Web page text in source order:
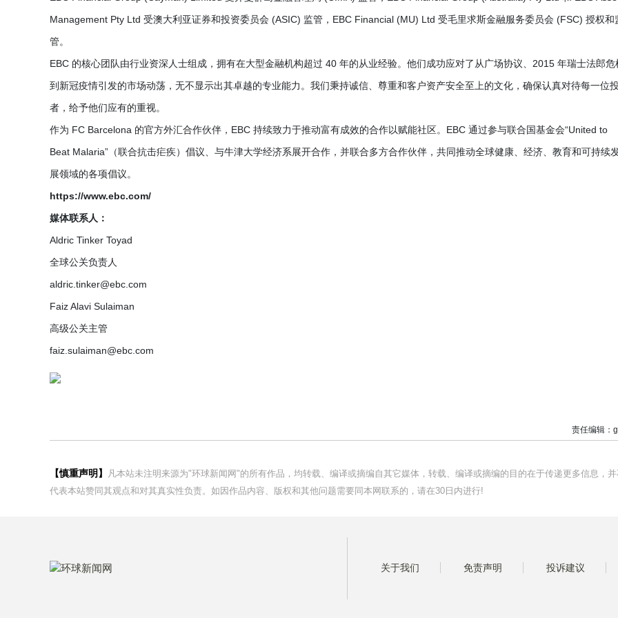
Management Pty Ltd 受澳大利亚证券和投资委员会 (ASIC) 监管，EBC Financial (MU) Ltd 受毛里求斯金融服务委员会 (FSC) 授权和
管。
EBC 的核心团队由行业资深人士组成，拥有在大型金融机构超过 40 年的从业经验。他们成功应对了从广场协议、2015 年瑞士法郎危
到新冠疫情引发的市场动荡，无不显示出其卓越的专业能力。我们秉持诚信、尊重和客户资产安全至上的文化，确保认真对待每一位
者，给予他们应有的重视。
作为 FC Barcelona 的官方外汇合作伙伴，EBC 持续致力于推动富有成效的合作以赋能社区。EBC 通过参与联合国基金会“United to
Beat Malaria”（联合抗击疟疾）倡议、与牛津大学经济系展开合作，并联合多方合作伙伴，共同推动全球健康、经济、教育和可持续
展领域的各项倡议。
https://www.ebc.com/
媒体联系人：
Aldric Tinker Toyad
全球公关负责人
aldric.tinker@ebc.com
Faiz Alavi Sulaiman
高级公关主管
faiz.sulaiman@ebc.com
责任编辑：
【慎重声明】
凡本站未注明来源为"环球新闻网"的所有作品，均转载、编译或摘编自其它媒体，转载、编译或摘编的目的在于传递更多信息，并
代表本站赞同其观点和对其真实性负责。如因作品内容、版权和其他问题需要同本网联系的，请在30日内进行!
关于我们 免责声明 投诉建议